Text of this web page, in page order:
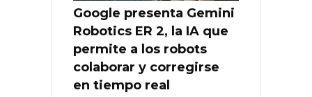
Google presenta Gemini
Robotics ER 2, la IA que
permite a los robots
colaborar y corregirse
en tiempo real